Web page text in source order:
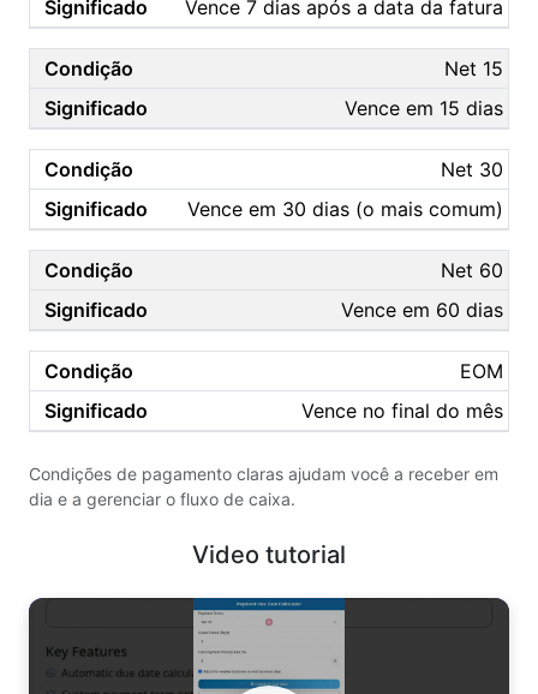
Vence 7 dias após a data da fatura
Net 15
Vence em 15 dias
Net 30
Vence em 30 dias (o mais comum)
Net 60
Vence em 60 dias
EOM
Vence no final do mês
Condições de pagamento claras ajudam você a receber em
dia e a gerenciar o fluxo de caixa.
Video tutorial